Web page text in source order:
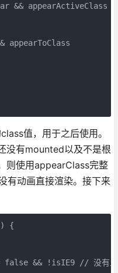
&& appearActiveClass
appearToClass
值，用于之后使用。
没有mounted以及不是根
则使用appearClass完整
有动画直接渲染。接下来
{
&& !isIE9 // 没有显